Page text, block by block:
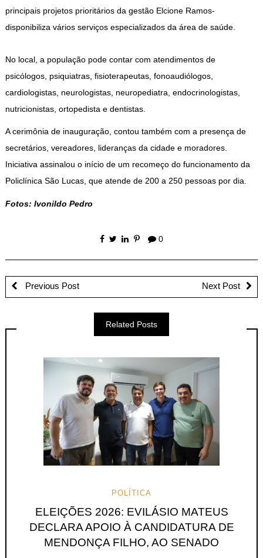
principais projetos prioritários da gestão Elcione Ramos-
disponibiliza vários serviços especializados da área de saúde.
No local, a população pode contar com atendimentos de
psicólogos, psiquiatras, fisioterapeutas, fonoaudiólogos,
cardiologistas, neurologistas, neuropediatra, endocrinologistas,
nutricionistas, ortopedista e dentistas.
A cerimônia de inauguração, contou também com a presença de
secretários, vereadores, lideranças da cidade e moradores.
Iniciativa assinalou o início de um recomeço do funcionamento da
Policlínica São Lucas, que atende de 200 a 250 pessoas por dia.
Fotos: Ivonildo Pedro
0
Previous Post Next Post
Related Posts
POLÍTICA
ELEIÇÕES 2026: EVILÁSIO MATEUS
DECLARA APOIO À CANDIDATURA DE
MENDONÇA FILHO, AO SENADO